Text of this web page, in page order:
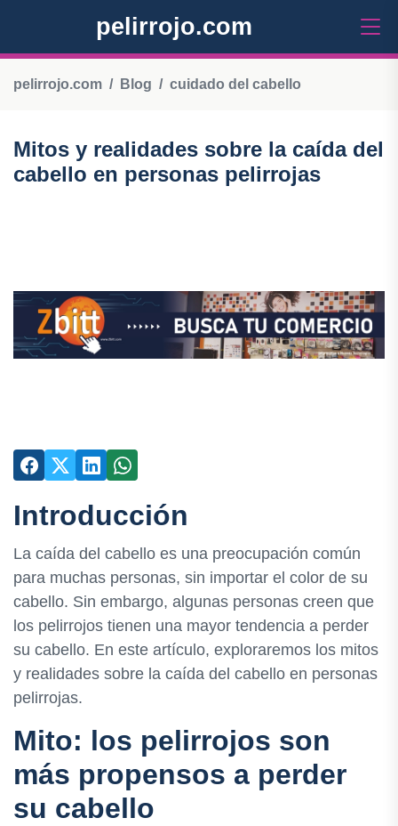
pelirrojo.com
pelirrojo.com Blog cuidado del cabello
Mitos y realidades sobre la caída del
cabello en personas pelirrojas
Introducción
La caída del cabello es una preocupación común
para muchas personas, sin importar el color de su
cabello. Sin embargo, algunas personas creen que
los pelirrojos tienen una mayor tendencia a perder
su cabello. En este artículo, exploraremos los mitos
y realidades sobre la caída del cabello en personas
pelirrojas.
Mito: los pelirrojos son
más propensos a perder
su cabello